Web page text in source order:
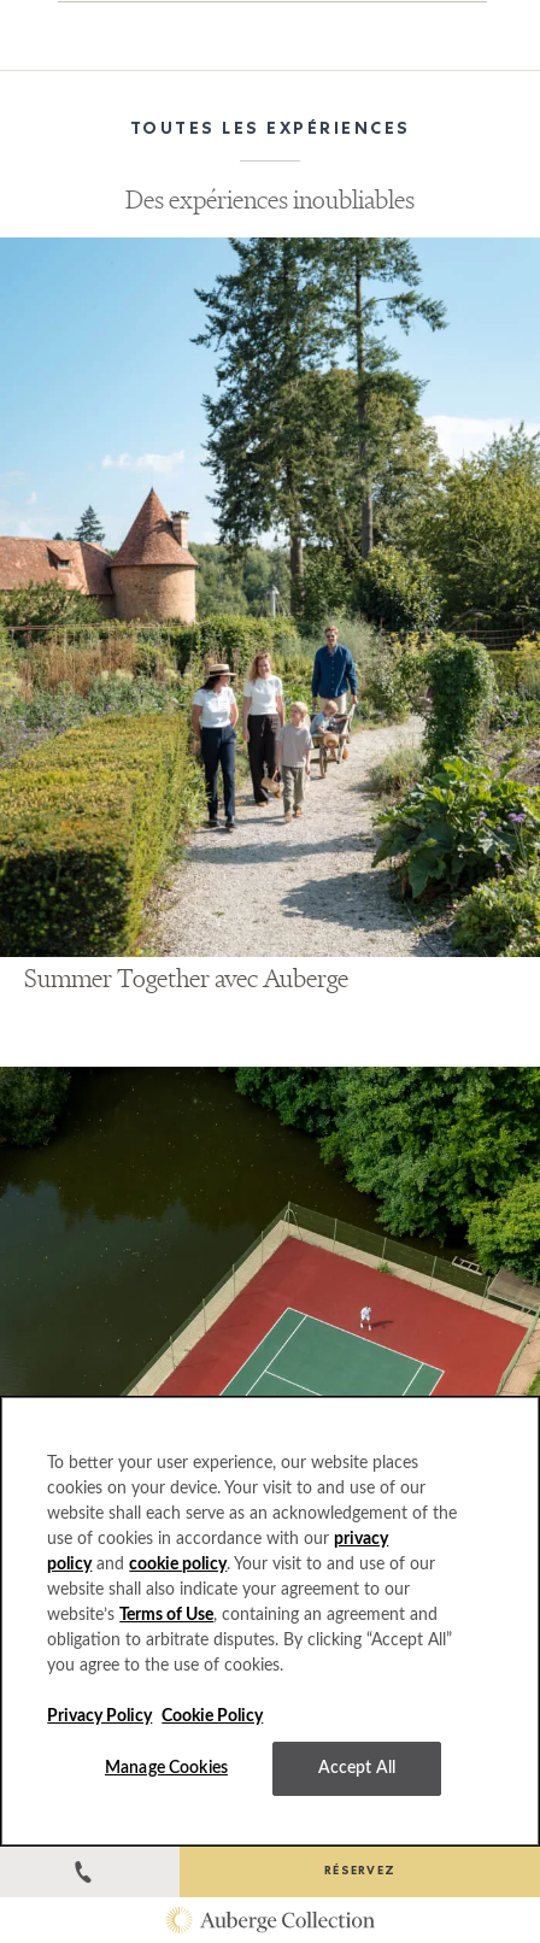
et
TOUTES LES EXPÉRIENCES
Des expériences inoubliables
Summer Together avec Auberge
RÉSERVEZ
To better your user experience, our website places
cookies on your device. Your visit to and use of our
website shall each serve as an acknowledgement of the
use of cookies in accordance with ourprivacy
policyandcookie policy. Your visit to and use of our
website shall also indicate your agreement to our
website’s
Terms of Use, containing an agreement and
obligation to arbitrate disputes. By clicking “Accept All”
you agree to the use of cookies.
Privacy Policy Cookie Policy
Manage Cookies Accept All